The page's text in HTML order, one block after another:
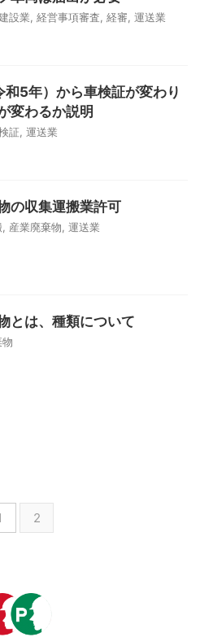
設業 経営事項審査 経審 運送業
5年）から車検証が変わり
変わるか説明
証 運送業
の収集運搬業許可
産業廃棄物 運送業
とは、種類について
2